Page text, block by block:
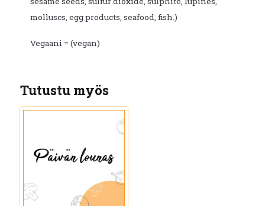
molluscs, egg products, seafood, fish.)
Vegaani = (vegan)
Tutustu myös